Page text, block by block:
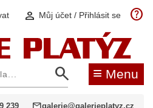
person Můj účet / Přihlásit se help
search ≡ Menu
239 galerie@galerieplatyz.cz